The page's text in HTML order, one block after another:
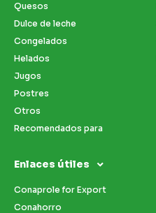
Quesos
Dulce de leche
Congelados
Helados
Jugos
Postres
Otros
Recomendados para
Enlaces útiles
Conaprole for Export
Conahorro